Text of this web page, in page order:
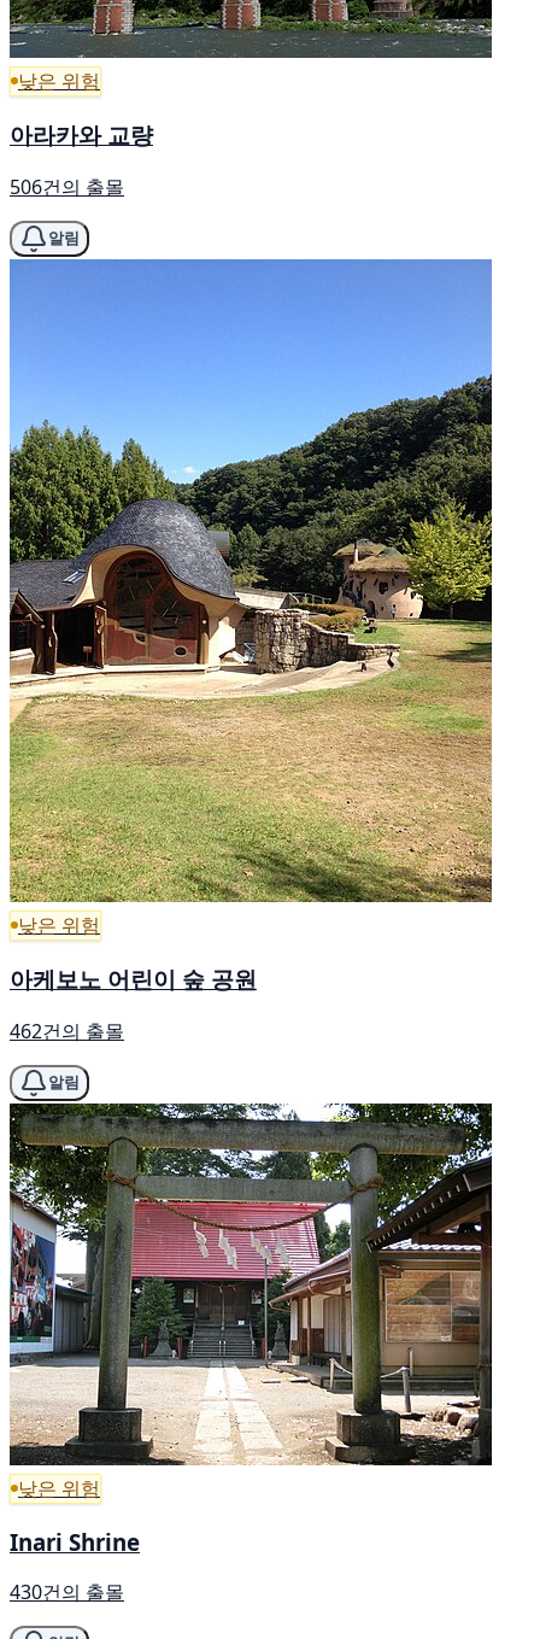
낮은 위험
아라카와 교량
506건의 출몰
알림
낮은 위험
아케보노 어린이 숲 공원
462건의 출몰
알림
낮은 위험
Inari Shrine
430건의 출몰